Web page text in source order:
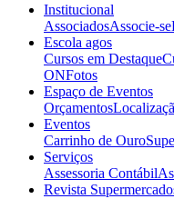
Institucional
AssociadosAssocie-se
Escola agos
Cursos em Destaque
ONFotos
Espaço de Eventos
Orçamentos
Eventos
Carrinho de Ouro
Serviços
Assessoria Contábil
Revista